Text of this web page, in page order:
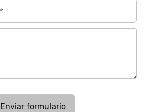
Enviar formulario